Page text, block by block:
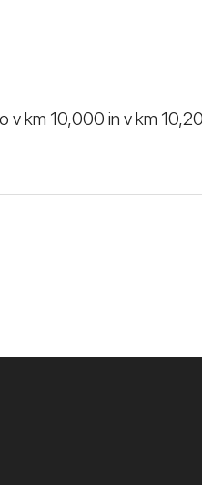
km 10,000 in v km